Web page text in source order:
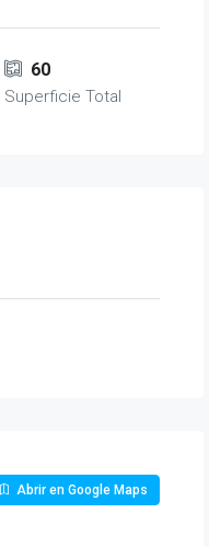
60
Superficie Total
Abrir en Google Maps